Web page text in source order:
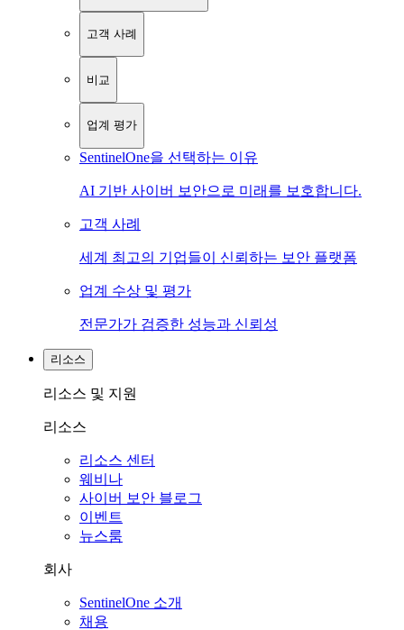
고객 사례
비교
업계 평가
SentinelOne을 선택하는 이유
AI 기반 사이버 보안으로 미래를 보호합니다.
고객 사례
세계 최고의 기업들이 신뢰하는 보안 플랫폼
업계 수상 및 평가
전문가가 검증한 성능과 신뢰성
리소스
리소스 및 지원
리소스
리소스 센터
웨비나
사이버 보안 블로그
이벤트
뉴스룸
회사
SentinelOne 소개
채용